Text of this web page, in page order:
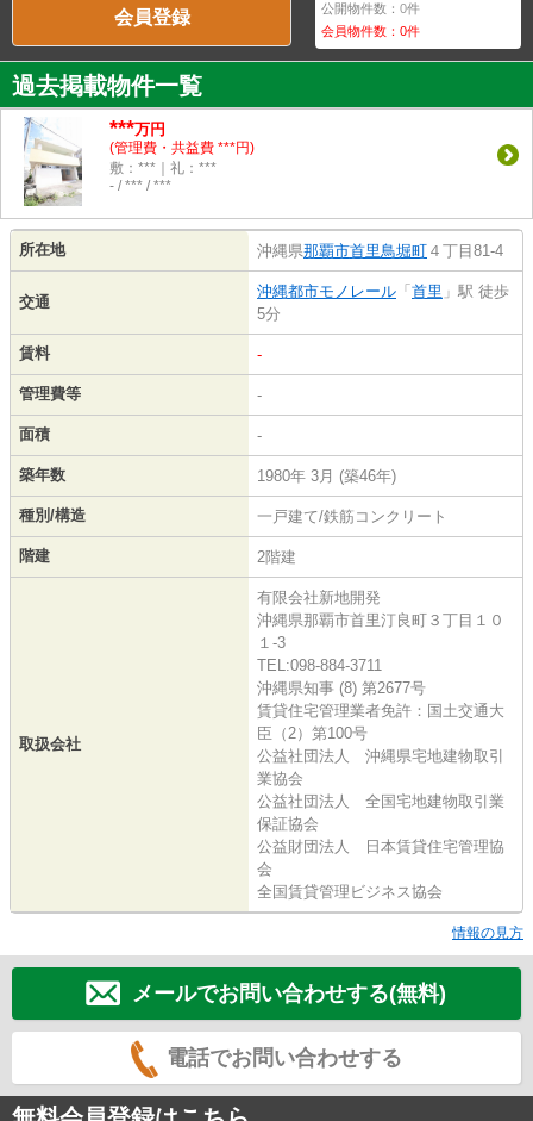
会員登録 公開物件数：0件
会員物件数：0件
過去掲載物件一覧
***万円
(管理費・共益費 ***円)
敷：***｜礼：***
- / *** / ***
所在地 沖縄県那覇市首里鳥堀町 ４丁目81-4
交通
沖縄都市モノレール 「 首里 」駅 徒歩
5分
賃料 -
管理費等 -
面積 -
築年数 1980年 3月 (築46年)
種別/構造 一戸建て/鉄筋コンクリート
階建 2階建
取扱会社
有限会社新地開発
沖縄県那覇市首里汀良町３丁目１０
１-3
TEL:098-884-3711
沖縄県知事 (8) 第2677号
賃貸住宅管理業者免許：国土交通大
臣（2）第100号
公益社団法人 沖縄県宅地建物取引
業協会
公益社団法人 全国宅地建物取引業
保証協会
公益財団法人 日本賃貸住宅管理協
会
全国賃貸管理ビジネス協会
情報の見方
メールでお問い合わせする(無料)
電話でお問い合わせする